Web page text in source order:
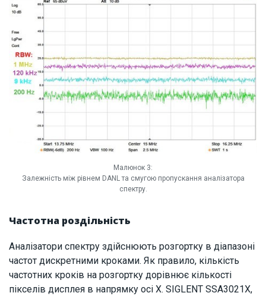
Малюнок 3:
Залежність між рівнем DANL та смугою пропускання аналізатора
спектру.
Частотна роздільність
Аналізатори спектру здійснюють розгортку в діапазоні
частот дискретними кроками. Як правило, кількість
частотних кроків на розгортку дорівнює кількості
пікселів дисплея в напрямку осі X. SIGLENT SSA3021X,